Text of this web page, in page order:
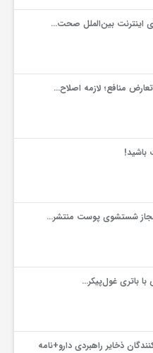
منافع؛ لازمه اصلاح…
باشید!
شستشوی پوست منتشر…
ذخایر راهبردی دارو+نامه